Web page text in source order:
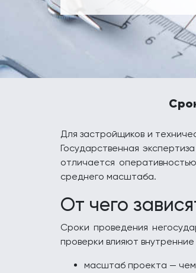
Для застройщиков и
Государственная
отличается
среднего масштаба.
От чего
Сроки проведения
проверки влияют
масштаб проекта — чем